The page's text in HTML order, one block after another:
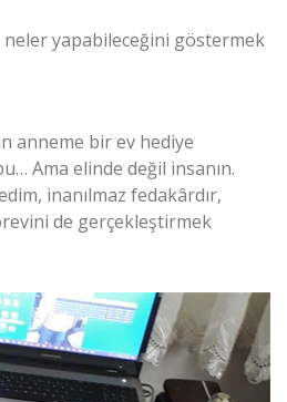
yapabileceğini göstermek
anneme bir ev hediye
Ama elinde değil insanın.
inanılmaz fedakârdır,
de gerçekleştirmek